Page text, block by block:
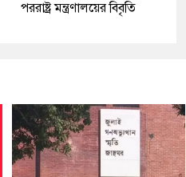
পররাষ্ট্র মন্ত্রণালয়ের বিবৃতি